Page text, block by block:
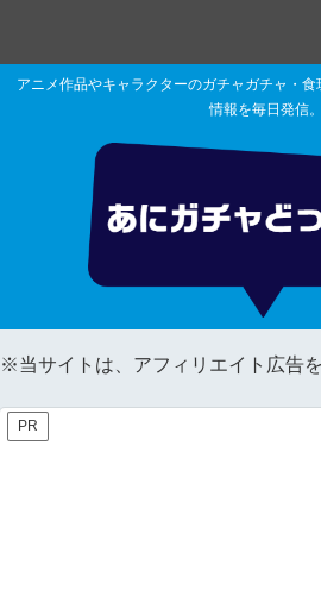
アニメ作品やキャラクターのガチャガチャ・
情報を毎日発信。
※当サイトは、アフィリエイト広告
PR